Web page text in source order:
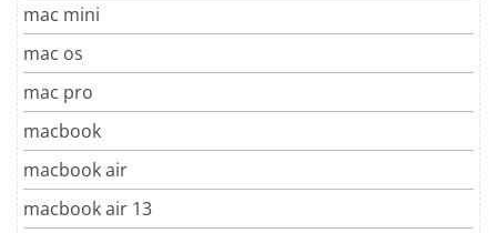
mac mini
mac os
mac pro
macbook
macbook air
macbook air 13